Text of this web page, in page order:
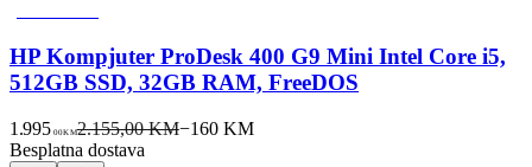
HP Kompjuter ProDesk 400 G9 Mini Intel Core i5,
512GB SSD, 32GB RAM, FreeDOS
1.995 00KM2.155,00 KM−160KM
Besplatna dostava